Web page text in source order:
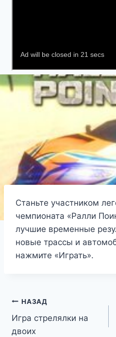
Станьте участником
чемпионата «Ралли
лучшие временные
новые трассы и
нажмите «Играть».
Навигация
по
НАЗАД
Игра стрелялки на
двоих